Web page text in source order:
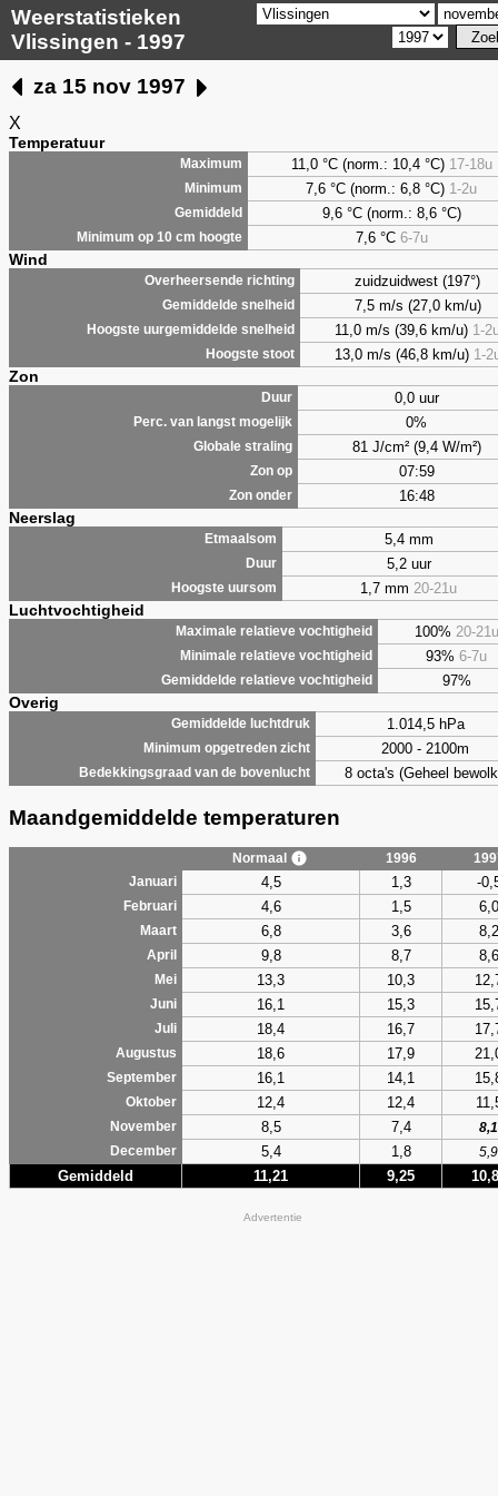
Weerstatistieken
Vlissingen - 1997
za 15 nov 1997
X
Temperatuur
Maximum 11,0 °C (norm.: 10,4 °C) 17-18u
Minimum 7,6 °C (norm.: 6,8 °C) 1-2u
Gemiddeld 9,6°C (norm.: 8,6 °C)
Minimum op 10 cm hoogte 7,6°C 6-7u
Wind
Overheersende richting zuidzuidwest (197°)
Gemiddelde snelheid 7,5 m/s (27,0 km/u)
Hoogste uurgemiddelde snelheid 11,0 m/s (39,6 km/u) 1-
Hoogste stoot 13,0 m/s (46,8 km/u) 1-
Zon
Duur 0,0 uur
Perc. van langst mogelijk 0%
Globale straling 81 J/cm² (9,4 W/m²)
Zon op 07:59
Zon onder 16:48
Neerslag
Etmaalsom 5,4 mm
Duur 5,2 uur
Hoogste uursom 1,7 mm 20-21u
Luchtvochtigheid
Maximale relatieve vochtigheid 100% 20-21u
Minimale relatieve vochtigheid 93% 6-7u
Gemiddelde relatieve vochtigheid 97%
Overig
Gemiddelde luchtdruk 1.014,5 hPa
Minimum opgetreden zicht 2000 - 2100m
Bedekkingsgraad van de bovenlucht 8 octa's (Geheel
Maandgemiddelde temperaturen
Normaal 1996
Januari
4,5 1,3 -
Februari 4,6 1,5 6,0
Maart 6,8 3,6 8,2
April 9,8 8,7 8,6
Mei 13,3 10,3
Juni 16,1 15,3
Juli 18,4 16,7
Augustus 18,6 17,9
September 16,1 14,1
Oktober 12,4 12,4
November 8,5 7,4
8,1
December
5,4 1,8 5,9
Gemiddeld 11,21 9,25
Advertentie